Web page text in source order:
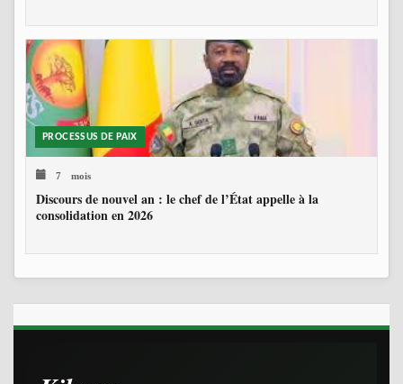
PROCESSUS DE PAIX
7 mois
Discours de nouvel an : le chef de l’État appelle à la
consolidation en 2026